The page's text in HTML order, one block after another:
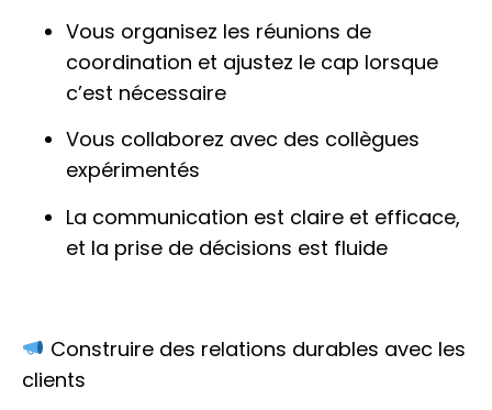
Vous organisez les réunions de
coordination et ajustez le cap lorsque
c’est nécessaire
Vous collaborez avec des collègues
expérimentés
La communication est claire et efficace,
et la prise de décisions est fluide
Construire des relations durables avec les
clients